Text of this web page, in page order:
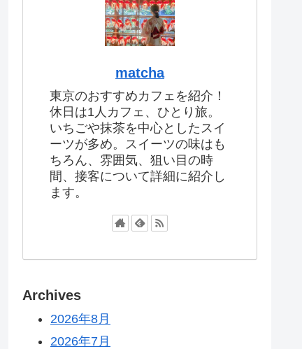
matcha
東京のおすすめカフェを紹介！
休日は1人カフェ、ひとり旅。
いちごや抹茶を中心としたスイ
ーツが多め。スイーツの味はも
ちろん、雰囲気、狙い目の時
間、接客について詳細に紹介し
ます。
Archives
2026年8月
2026年7月